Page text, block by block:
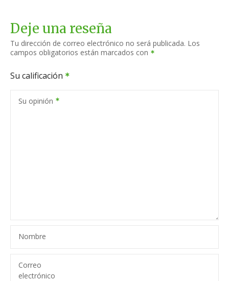
Deje una reseña
Tu dirección de correo electrónico no será publicada. Los
campos obligatorios están marcados con
Su calificación
Su opinión
Nombre
Correo
electrónico